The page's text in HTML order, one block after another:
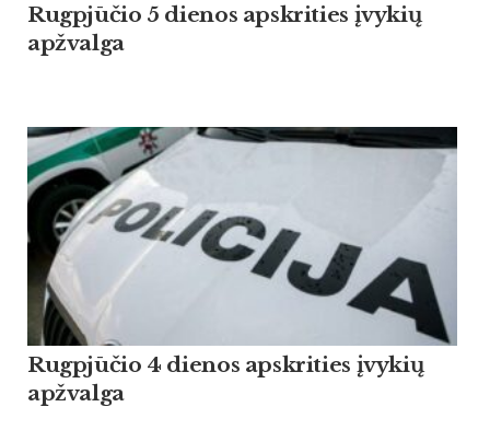
Rugpjūčio 5 dienos apskrities įvykių
apžvalga
Rugpjūčio 4 dienos apskrities įvykių
apžvalga